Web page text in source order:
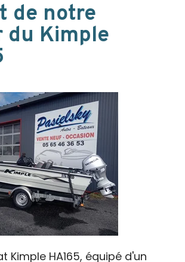
de notre
du Kimple
Kimple HA165, équipé d'un